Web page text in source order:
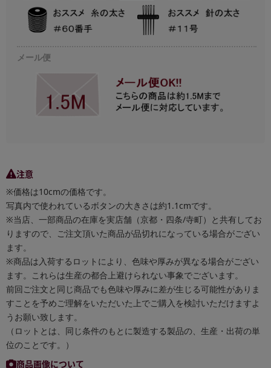
メール便
注意
※価格は10cmの価格です。
写真内で使われているボタンの大きさは約1.1cmです。
※当店、一部商品の在庫を実店舗（京都・四条/寺町）と共有してお
りますので、ご注文頂いた商品が品切れになっている場合がござい
ます。
※商品は入荷するロットにより、色味や厚みが異なる場合がござい
ます。これらは生産の都合上避けられない事象でございます。
前回ご注文と同じ商品でも色味や厚みに差が生じる可能性がありま
すことを予めご理解をいただいた上でご購入を検討いただけますよ
うお願い致します。
（ロットとは、同じ条件のもとに製造する製品の、生産・出荷の単
位のことです。）
商品画像について